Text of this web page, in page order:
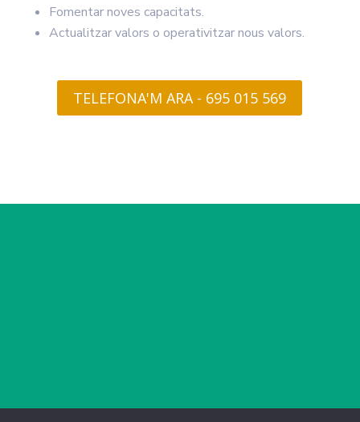
Fomentar noves capacitats.
Actualitzar valors o operativitzar nous valors.
TELEFONA'M ARA - 695 015 569